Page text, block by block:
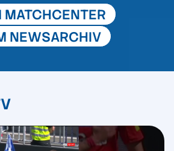
MATCHCENTER
NEWSARCHIV